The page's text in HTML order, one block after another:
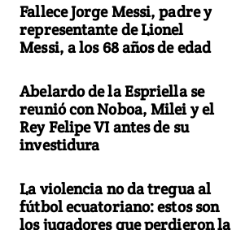
Fallece Jorge Messi, padre y
representante de Lionel
Messi, a los 68 años de edad
Abelardo de la Espriella se
reunió con Noboa, Milei y el
Rey Felipe VI antes de su
investidura
La violencia no da tregua al
fútbol ecuatoriano: estos son
los jugadores que perdieron la